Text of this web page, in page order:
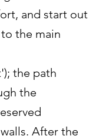
and start out
the main
the path
the
After the